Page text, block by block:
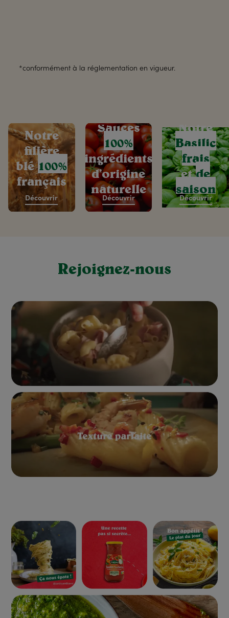
*conformément à la réglementation en vigueur.
Notre
filière
blé100%
français
Découvrir
Sauces
100%
ingrédients
d’origine
naturelle
Découvrir
Notre
Basilic
frais
etde
saison
Découvrir
Rejoignez-nous